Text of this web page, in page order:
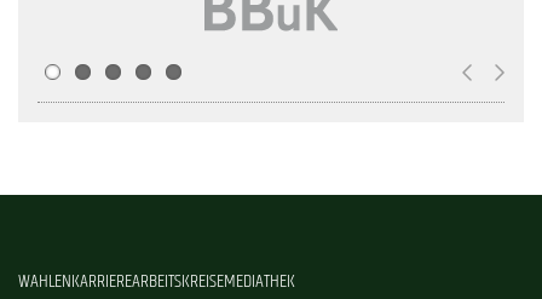
WAHLENKARRIEREARBEITSKREISEMEDIATHEK